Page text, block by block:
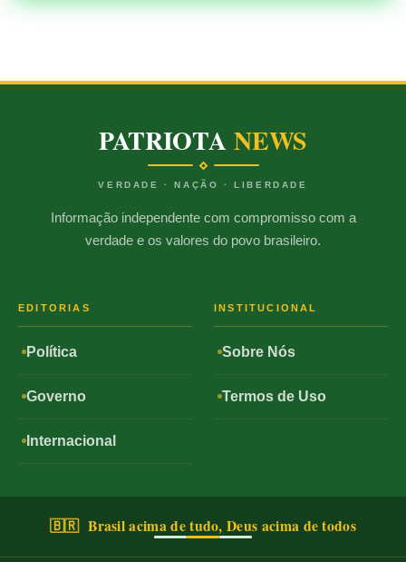
PATRIOTANEWS
VERDADE · NAÇÃO · LIBERDADE
Informação independente com compromisso com a
verdade e os valores do povo brasileiro.
EDITORIAS
Política
Governo
Internacional
INSTITUCIONAL
Sobre Nós
Termos de Uso
🇧🇷 Brasil acima de tudo, Deus acima de todos